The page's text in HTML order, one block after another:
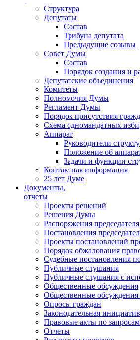
Структура
Депутаты
Состав
Трибуна депутата
Предыдущие созывы
Совет Думы
Состав
Порядок создания и
Депутатские объединения
Комитеты
Полномочия Думы
Регламент Думы
Порядок присутствия
Схема одномандатных
Аппарат
Руководители
Положение об
Задачи и функции
Контактная информация
25 лет Думе
Документы,
отчеты
Проекты решений
Решения Думы
Распоряжения
Постановления
Проекты постановлений
Порядок обжалования
Судебные постановления
Публичные слушания
Публичные слушания с
Общественные обсуждения
Общественные
Опросы граждан
Законодательная
Правовые акты по
Отчеты